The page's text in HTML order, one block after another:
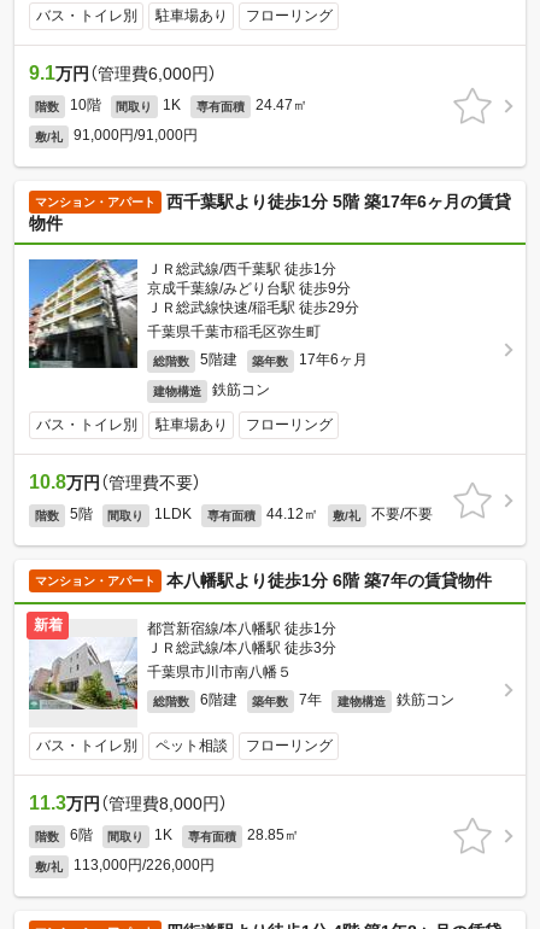
バス・トイレ別 駐車場あり フローリング
9.1万円 （管理費6,000円）
階数 10階 間取り 1K 専有面積 24.47㎡
敷/礼 91,000円/91,000円
マンション・アパート
西千葉駅より徒歩1分 5階 築17年6ヶ月の賃貸
物件
ＪＲ総武線/西千葉駅 徒歩1分
京成千葉線/みどり台駅 徒歩9分
ＪＲ総武線快速/稲毛駅 徒歩29分
千葉県千葉市稲毛区弥生町
総階数 5階建 築年数 17年6ヶ月
建物構造 鉄筋コン
バス・トイレ別 駐車場あり フローリング
10.8万円 （管理費不要）
階数 5階 間取り 1LDK 専有面積 44.12㎡ 敷/礼 不要/不要
マンション・アパート 本八幡駅より徒歩1分 6階 築7年の賃貸物件
新着
都営新宿線/本八幡駅 徒歩1分
ＪＲ総武線/本八幡駅 徒歩3分
千葉県市川市南八幡５
総階数 6階建 築年数 7年 建物構造 鉄筋コン
バス・トイレ別 ペット相談 フローリング
11.3万円 （管理費8,000円）
階数 6階 間取り 1K 専有面積 28.85㎡
敷/礼 113,000円/226,000円